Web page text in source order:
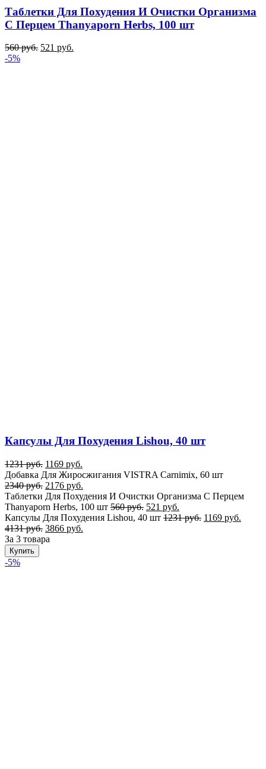
Таблетки Для Похудения И Очистки Организма
С Перцем Thanyaporn Herbs, 100 шт
560руб. 521 руб.
-5%
Капсулы Для Похудения Lishou, 40 шт
1231руб. 1169 руб.
Добавка Для Жиросжигания VISTRA Carnimix, 60 шт
2340руб. 2176 руб.
Таблетки Для Похудения И Очистки Организма С Перцем
Thanyaporn Herbs, 100 шт 560руб. 521 руб.
Капсулы Для Похудения Lishou, 40 шт 1231руб. 1169 руб.
4131руб. 3866 руб.
За 3 товара
Купить
-5%